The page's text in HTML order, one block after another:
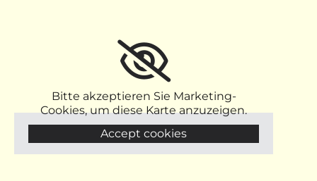
Bitte akzeptieren Sie Marketing-
Cookies, um diese Karte anzuzeigen.
Accept cookies